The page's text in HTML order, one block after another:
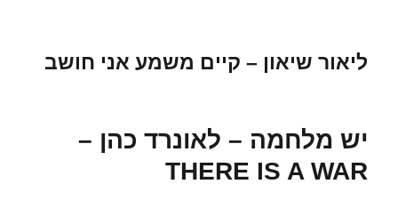
ליאור שיאון – קיים משמע אני חושב
יש מלחמה – לאונרד כהן –
THERE IS A WAR